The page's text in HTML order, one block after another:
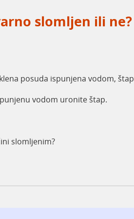
slomljen ili ne?
posuda ispunjena vodom, štap
vodom uronite štap.
slomljenim?